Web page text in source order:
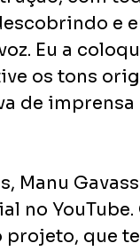
e
Eu a
os tons
de imprensa
Manu
no YouTube.
projeto, que